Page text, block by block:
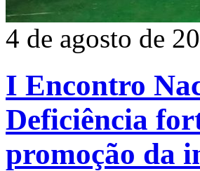
4 de agosto de
I Encontro
Deficiência
promoção da